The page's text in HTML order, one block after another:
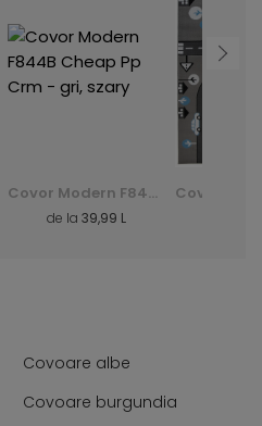
Covor Modern F844B Cheap Pp Crm - gri, szary
de la 39,99 L
Covoare albe
Covoare burgundia